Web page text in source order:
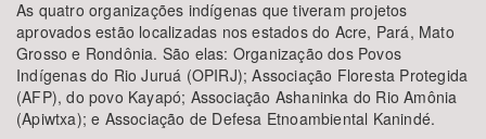
As quatro organizações indígenas que tiveram projetos
aprovados estão localizadas nos estados do Acre, Pará, Mato
Grosso e Rondônia. São elas: Organização dos Povos
Indígenas do Rio Juruá (OPIRJ); Associação Floresta Protegida
(AFP), do povo Kayapó; Associação Ashaninka do Rio Amônia
(Apiwtxa); e Associação de Defesa Etnoambiental Kanindé.